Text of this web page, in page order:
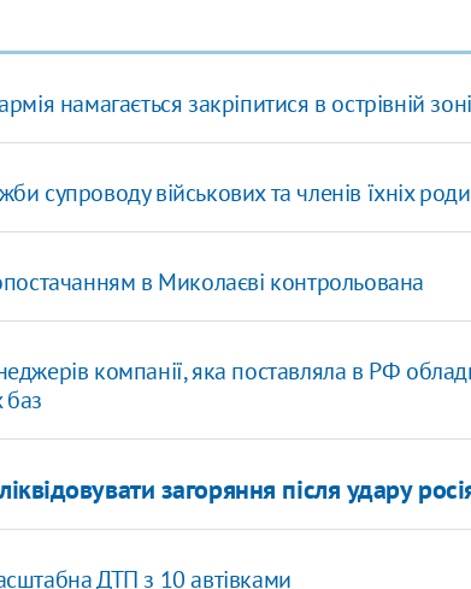
намагається закріпитися в острівній
супроводу військових та членів їхніх
в Миколаєві контрольована
компанії, яка поставляла в РФ
баз
загоряння після удару
ДТП з 10 автівками